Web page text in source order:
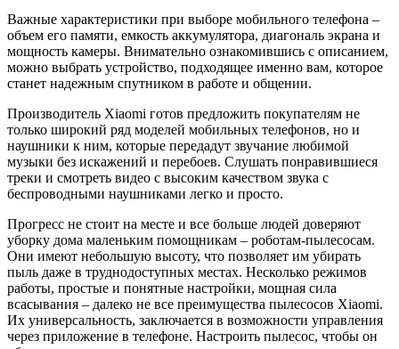
Важные характеристики при выборе мобильного телефона –
объем его памяти, емкость аккумулятора, диагональ экрана и
мощность камеры. Внимательно ознакомившись с описанием,
можно выбрать устройство, подходящее именно вам, которое
станет надежным спутником в работе и общении.
Производитель Xiaomi готов предложить покупателям не
только широкий ряд моделей мобильных телефонов, но и
наушники к ним, которые передадут звучание любимой
музыки без искажений и перебоев. Слушать понравившиеся
треки и смотреть видео с высоким качеством звука с
беспроводными наушниками легко и просто.
Прогресс не стоит на месте и все больше людей доверяют
уборку дома маленьким помощникам – роботам-пылесосам.
Они имеют небольшую высоту, что позволяет им убирать
пыль даже в труднодоступных местах. Несколько режимов
работы, простые и понятные настройки, мощная сила
всасывания – далеко не все преимущества пылесосов Xiaomi.
Их универсальность, заключается в возможности управления
через приложение в телефоне. Настроить пылесос, чтобы он